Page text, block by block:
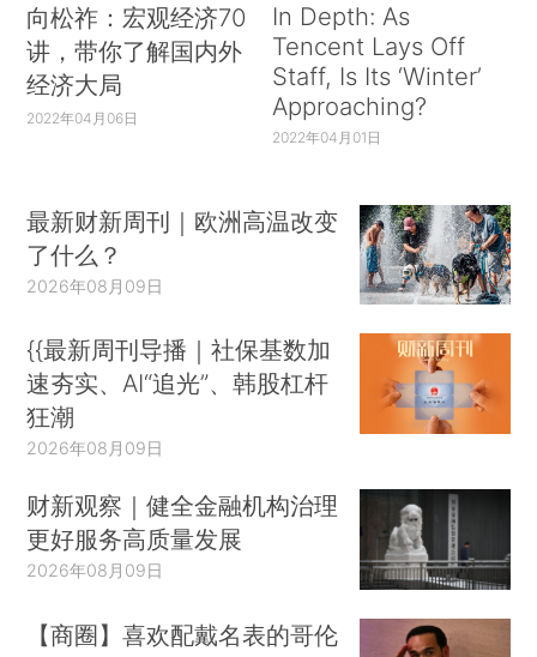
向松祚：宏观经济70
讲，带你了解国内外
经济大局
2022年04月06日
In Depth: As
Tencent Lays Off
Staff, Is Its ‘Winter’
Approaching?
2022年04月01日
最新财新周刊｜欧洲高温改变
了什么？
2026年08月09日
{{最新周刊导播｜社保基数加
速夯实、AI“追光”、韩股杠杆
狂潮
2026年08月09日
财新观察｜健全金融机构治理
更好服务高质量发展
2026年08月09日
【商圈】喜欢配戴名表的哥伦